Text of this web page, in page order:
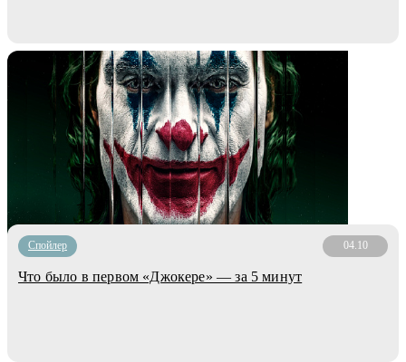
Cпойлер 04.10
Что было в первом «Джокере» — за 5 минут